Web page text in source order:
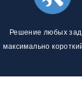
Решение любых
максимально